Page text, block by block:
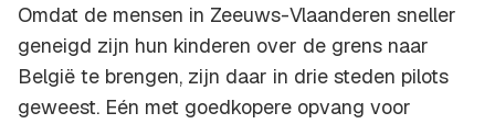
Omdat de mensen in Zeeuws-Vlaanderen sneller
geneigd zijn hun kinderen over de grens naar
België te brengen, zijn daar in drie steden pilots
geweest. Eén met goedkopere opvang voor